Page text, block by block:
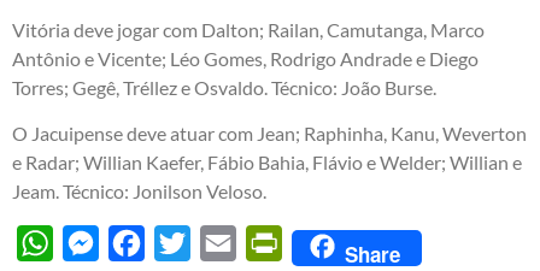
Vitória deve jogar com Dalton; Railan, Camutanga, Marco
Antônio e Vicente; Léo Gomes, Rodrigo Andrade e Diego
Torres; Gegê, Tréllez e Osvaldo. Técnico: João Burse.
O Jacuipense deve atuar com Jean; Raphinha, Kanu, Weverton
e Radar; Willian Kaefer, Fábio Bahia, Flávio e Welder; Willian e
Jeam. Técnico: Jonilson Veloso.
WhatsAppMessengerFacebook
Twitter Email PrintFriendly
Share